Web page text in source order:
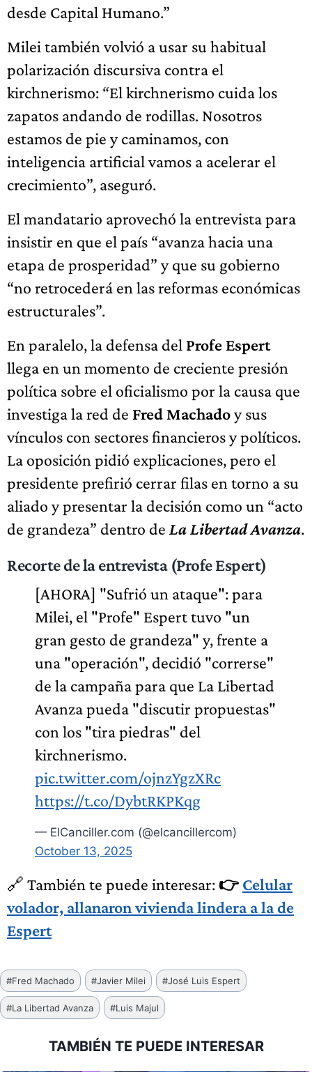
desde Capital Humano.”
Milei también volvió a usar su habitual
polarización discursiva contra el
kirchnerismo: “El kirchnerismo cuida los
zapatos andando de rodillas. Nosotros
estamos de pie y caminamos, con
inteligencia artificial vamos a acelerar el
crecimiento”, aseguró.
El mandatario aprovechó la entrevista para
insistir en que el país “avanza hacia una
etapa de prosperidad” y que su gobierno
“no retrocederá en las reformas económicas
estructurales”.
En paralelo, la defensa del Profe Espert
llega en un momento de creciente presión
política sobre el oficialismo por la causa que
investiga la red de Fred Machadoy sus
vínculos con sectores financieros y políticos.
La oposición pidió explicaciones, pero el
presidente prefirió cerrar filas en torno a su
aliado y presentar la decisión como un “acto
de grandeza” dentro de La Libertad Avanza.
Recorte de la entrevista (Profe Espert)
[AHORA] "Sufrió un ataque": para
Milei, el "Profe" Espert tuvo "un
gran gesto de grandeza" y, frente a
una "operación", decidió "correrse"
de la campaña para que La Libertad
Avanza pueda "discutir propuestas"
con los "tira piedras" del
kirchnerismo.
pic.twitter.com/ojnzYgzXRc
https://t.co/DybtRKPKqg
— ElCanciller.com (@elcancillercom)
October 13, 2025
🔗 También te puede interesar: 👉 Celular
volador, allanaron vivienda lindera a la de
Espert
Etiquetas
de
la
#Fred Machado #Javier Milei #José Luis Espert
#La Libertad Avanza #Luis Majul
TAMBIÉN TE PUEDE INTERESAR